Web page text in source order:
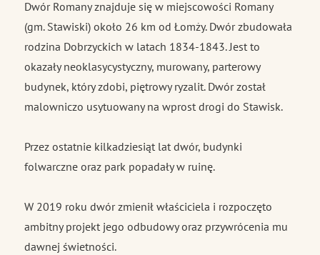
Dwór Romany znajduje się w miejscowości Romany
(gm. Stawiski) około 26 km od Łomży. Dwór zbudowała
rodzina Dobrzyckich w latach 1834-1843. Jest to
okazały neoklasycystyczny, murowany, parterowy
budynek, który zdobi, piętrowy ryzalit. Dwór został
malowniczo usytuowany na wprost drogi do Stawisk.
Przez ostatnie kilkadziesiąt lat dwór, budynki
folwarczne oraz park popadały w ruinę.
W 2019 roku dwór zmienił właściciela i rozpoczęto
ambitny projekt jego odbudowy oraz przywrócenia mu
dawnej świetności.